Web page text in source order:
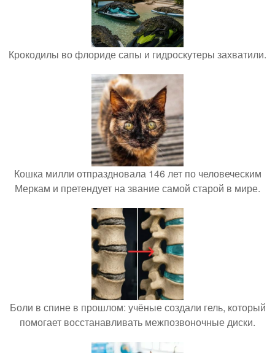
Крокодилы во флориде сапы и гидроскутеры захватили.
Кошка милли отпраздновала 146 лет по человеческим
Меркам и претендует на звание самой старой в мире.
Боли в спине в прошлом: учёные создали гель, который
помогает восстанавливать межпозвоночные диски.